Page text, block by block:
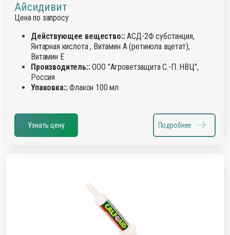
Айсидивит
Цена по запросу
Действующее вещество::АСД-2Ф субстанция,
Янтарная кислота , Витамин А (ретинола ацетат),
Витамин Е
Производитель::ООО "Агроветзащита С.-П. НВЦ",
Россия
Упаковка::Флакон 100 мл
Узнать цену Подробнее